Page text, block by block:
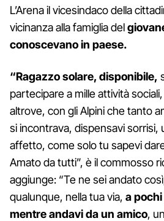
L’Arena il vicesindaco della
vicinanza alla famiglia del
conoscevano in paese.
“Ragazzo solare, disponibile,
partecipare a mille attività
altrove, con gli Alpini che tanto
si incontrava, dispensavi sorrisi,
affetto, come solo tu sapevi
Amato da tutti”, è il commosso
aggiunge: “Te ne sei andato
qualunque, nella tua via, a
mentre andavi da un amico,